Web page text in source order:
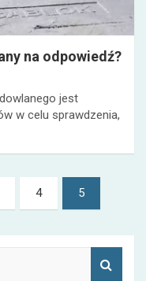
na odpowiedź?
jest
w celu sprawdzenia,
4 5